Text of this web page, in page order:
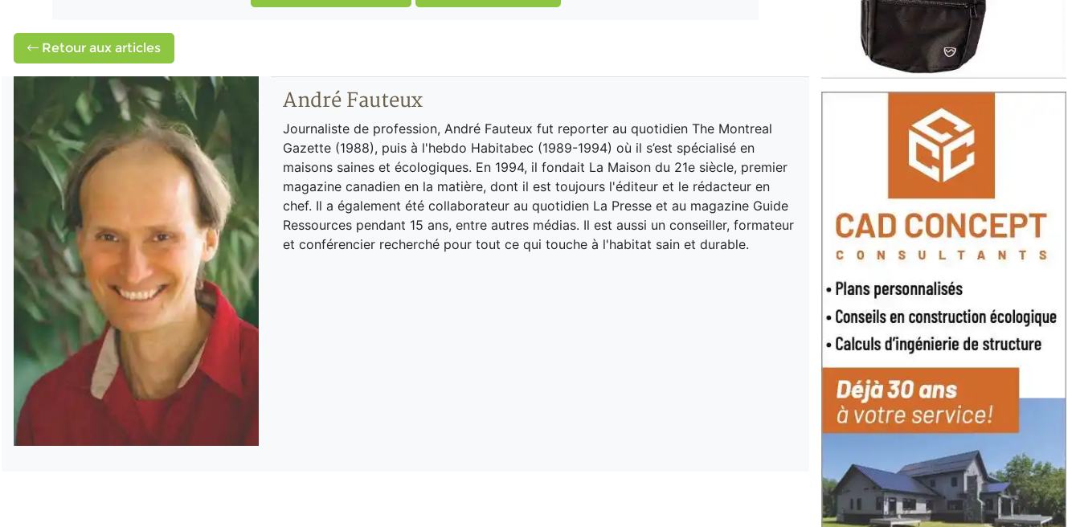
Retour aux articles
André Fauteux
Journaliste de profession, André Fauteux fut reporter au quotidien The Montreal
Gazette (1988), puis à l'hebdo Habitabec (1989-1994) où il s’est spécialisé en
maisons saines et écologiques. En 1994, il fondait La Maison du 21e siècle, premier
magazine canadien en la matière, dont il est toujours l'éditeur et le rédacteur en
chef. Il a également été collaborateur au quotidien La Presse et au magazine Guide
Ressources pendant 15 ans, entre autres médias. Il est aussi un conseiller, formateur
et conférencier recherché pour tout ce qui touche à l'habitat sain et durable.